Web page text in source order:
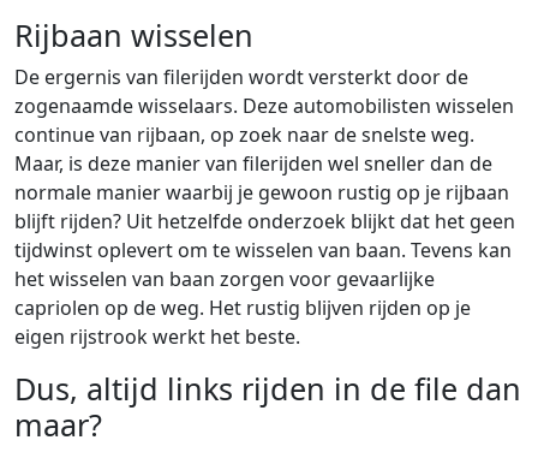
Rijbaan wisselen
De ergernis van filerijden wordt versterkt door de
zogenaamde wisselaars. Deze automobilisten wisselen
continue van rijbaan, op zoek naar de snelste weg.
Maar, is deze manier van filerijden wel sneller dan de
normale manier waarbij je gewoon rustig op je rijbaan
blijft rijden? Uit hetzelfde onderzoek blijkt dat het geen
tijdwinst oplevert om te wisselen van baan. Tevens kan
het wisselen van baan zorgen voor gevaarlijke
capriolen op de weg. Het rustig blijven rijden op je
eigen rijstrook werkt het beste.
Dus, altijd links rijden in de file dan
maar?